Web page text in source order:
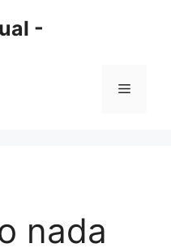
-
Menú
nada